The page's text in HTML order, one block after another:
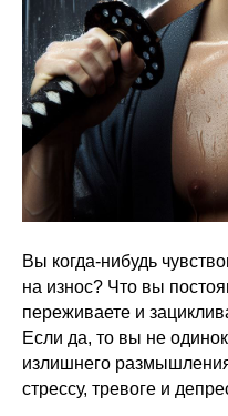
Вы когда-нибудь
на износ? Что вы
переживаете и
Если да, то вы не
излишнего
стрессу, тревоге и